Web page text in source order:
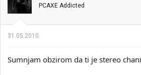
PCAXE Addicted
31.05.2010.
Sumnjam obzirom da ti je stereo